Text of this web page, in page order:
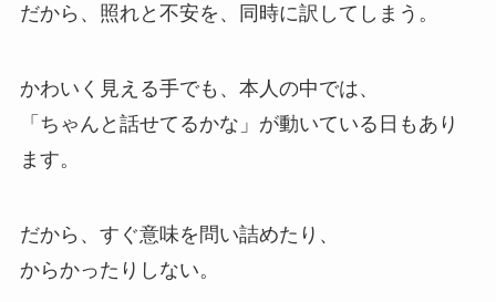
だから、照れと不安を、同時に訳してしまう。
かわいく見える手でも、本人の中では、
「ちゃんと話せてるかな」が動いている日もあり
ます。
だから、すぐ意味を問い詰めたり、
からかったりしない。